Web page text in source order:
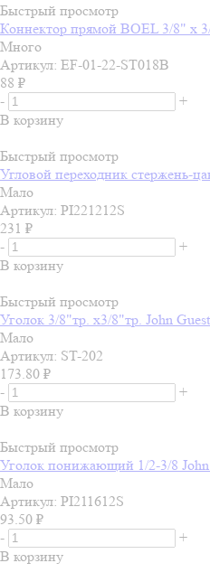
Быстрый просмотр
Коннектор прямой BOEL 3/8" x
Много
Артикул: EF-01-22-ST018B
88 ₽
-
+
В корзину
Быстрый просмотр
Угловой переходник стержень-
Мало
Артикул: PI221212S
231 ₽
-
+
В корзину
Быстрый просмотр
Уголок 3/8"тр. x3/8"тр. John
Мало
Артикул: ST-202
173.80 ₽
-
+
В корзину
Быстрый просмотр
Уголок понижающий 1/2-3/8 John
Мало
Артикул: PI211612S
93.50 ₽
-
+
В корзину